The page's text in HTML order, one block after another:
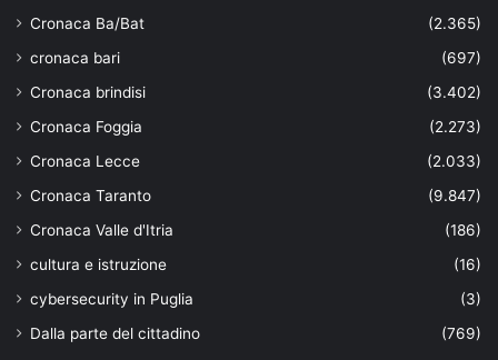
Cronaca Ba/Bat
(2.365)
cronaca bari
(697)
Cronaca brindisi
(3.402)
Cronaca Foggia
(2.273)
Cronaca Lecce
(2.033)
Cronaca Taranto
(9.847)
Cronaca Valle d'Itria
(186)
cultura e istruzione
(16)
cybersecurity in Puglia
(3)
Dalla parte del cittadino
(769)